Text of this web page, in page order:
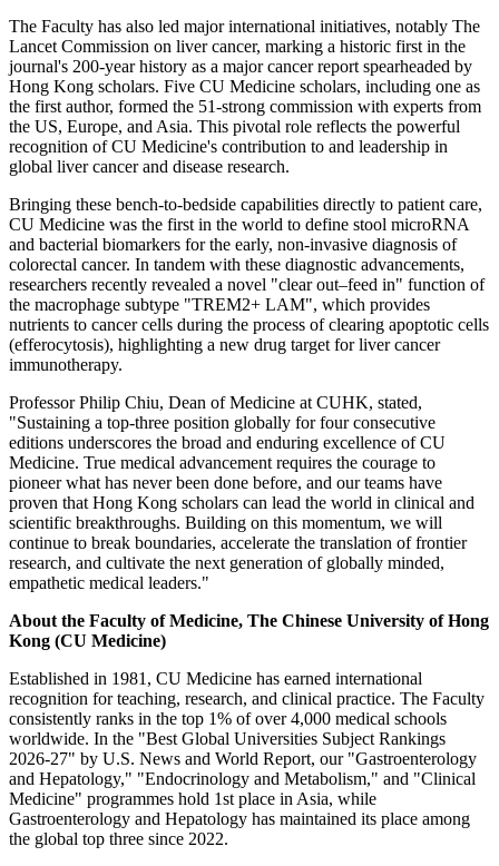
The Faculty has also led major international initiatives, notably The
Lancet Commission on liver cancer, marking a historic first in the
journal's 200-year history as a major cancer report spearheaded by
Hong Kong scholars. Five CU Medicine scholars, including one as
the first author, formed the 51-strong commission with experts from
the US, Europe, and Asia. This pivotal role reflects the powerful
recognition of CU Medicine's contribution to and leadership in
global liver cancer and disease research.
Bringing these bench-to-bedside capabilities directly to patient care,
CU Medicine was the first in the world to define stool microRNA
and bacterial biomarkers for the early, non-invasive diagnosis of
colorectal cancer. In tandem with these diagnostic advancements,
researchers recently revealed a novel "clear out–feed in" function of
the macrophage subtype "TREM2+ LAM", which provides
nutrients to cancer cells during the process of clearing apoptotic cells
(efferocytosis), highlighting a new drug target for liver cancer
immunotherapy.
Professor Philip Chiu, Dean of Medicine at CUHK, stated,
"Sustaining a top-three position globally for four consecutive
editions underscores the broad and enduring excellence of CU
Medicine. True medical advancement requires the courage to
pioneer what has never been done before, and our teams have
proven that Hong Kong scholars can lead the world in clinical and
scientific breakthroughs. Building on this momentum, we will
continue to break boundaries, accelerate the translation of frontier
research, and cultivate the next generation of globally minded,
empathetic medical leaders."
About the Faculty of Medicine, The Chinese University of Hong
Kong (CU Medicine)
Established in 1981, CU Medicine has earned international
recognition for teaching, research, and clinical practice. The Faculty
consistently ranks in the top 1% of over 4,000 medical schools
worldwide. In the "Best Global Universities Subject Rankings
2026-27" by U.S. News and World Report, our "Gastroenterology
and Hepatology," "Endocrinology and Metabolism," and "Clinical
Medicine" programmes hold 1st place in Asia, while
Gastroenterology and Hepatology has maintained its place among
the global top three since 2022.